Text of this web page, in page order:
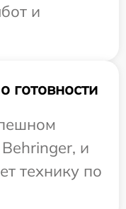
и
готовности
и
технику по